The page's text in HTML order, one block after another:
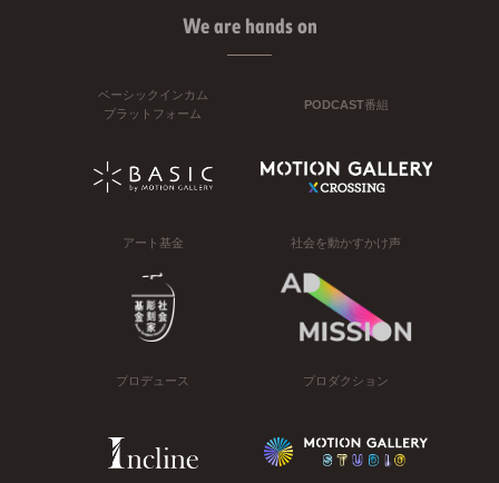
We are hands on
ベーシックインカム
プラットフォーム
PODCAST番組
アート基金 社会を動かすかけ声
プロデュース プロダクション